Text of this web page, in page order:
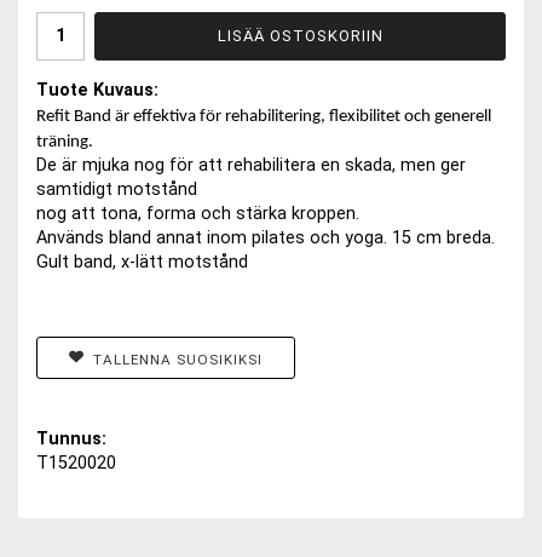
LISÄÄ OSTOSKORIIN
Tuote Kuvaus:
Refit Band är effektiva för rehabilitering, flexibilitet och generell
träning.
De är mjuka nog för att rehabilitera en skada, men ger
samtidigt motstånd
nog att tona, forma och stärka kroppen.
Används bland annat inom pilates och yoga. 15 cm breda.
Gult band, x-lätt motstånd
TALLENNA SUOSIKIKSI
Tunnus:
T1520020